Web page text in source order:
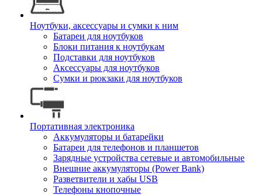
Ноутбуки, аксессуары и сумки к ним
Батареи для ноутбуков
Блоки питания к ноутбукам
Подставки для ноутбуков
Аксессуары для ноутбуков
Сумки и рюкзаки для ноутбуков
Портативная электроника
Аккумуляторы и батарейки
Батареи для телефонов и планшетов
Зарядные устройства сетевые и автомобильные
Внешние аккумуляторы (Power Bank)
Разветвители и хабы USB
Телефоны кнопочные